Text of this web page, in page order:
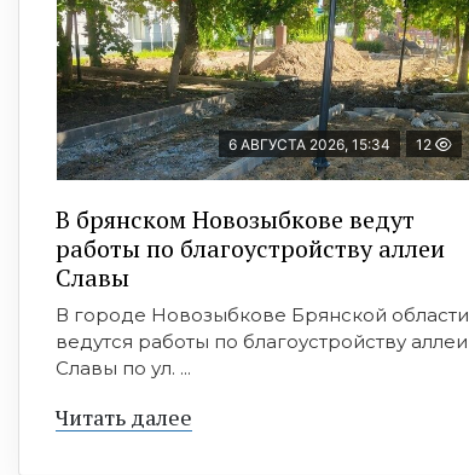
6 АВГУСТА 2026, 15:34 12
В брянском Новозыбкове ведут
работы по благоустройству аллеи
Славы
В городе Новозыбкове Брянской области
ведутся работы по благоустройству аллеи
Славы по ул. ...
Читать далее